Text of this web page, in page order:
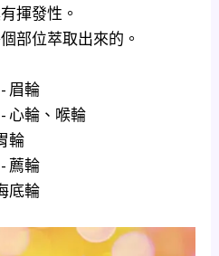
揮發性。
部位萃取出來的。
眉輪
心輪、喉輪
輪
薦輪
底輪